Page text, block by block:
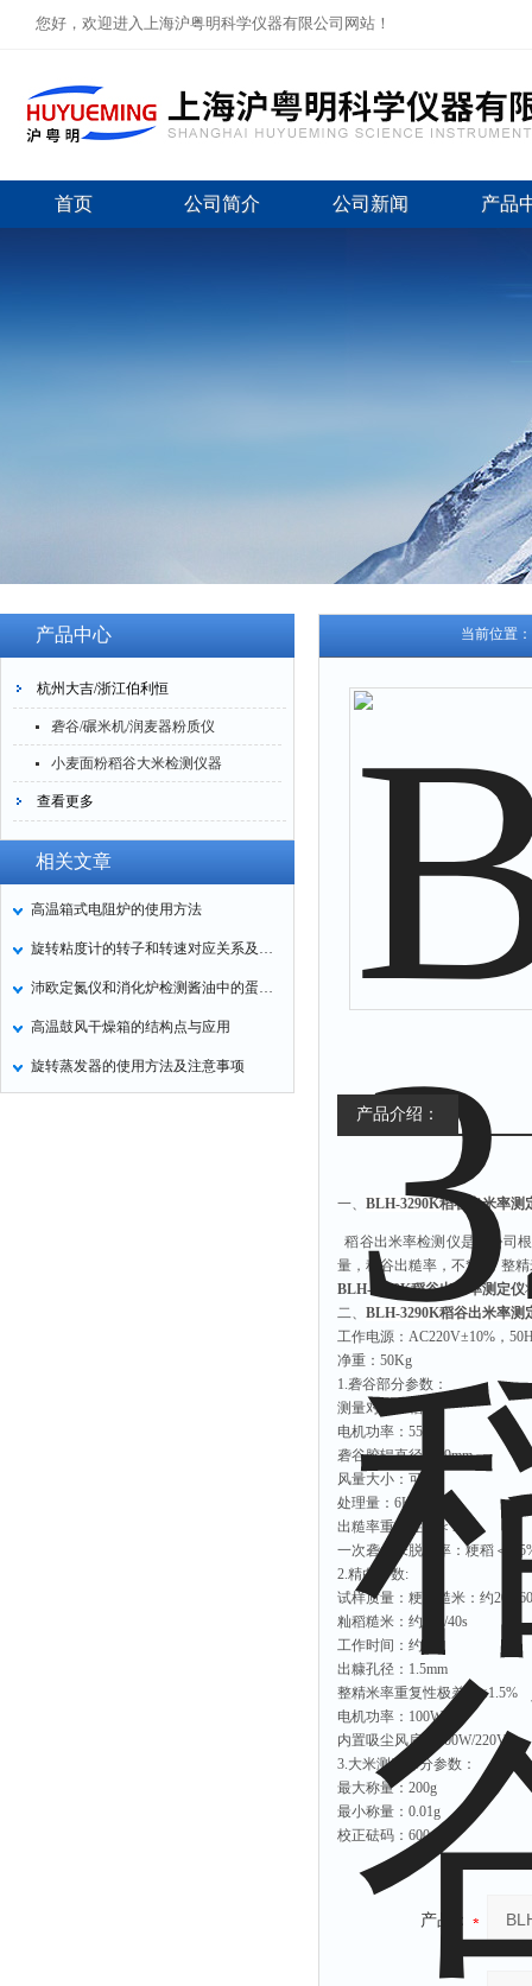
您好，欢迎进入上海沪粤明科学仪器有限公司网站！
首页 公司简介 公司新闻 产品
产品中心
杭州大吉/浙江伯利恒
砻谷/碾米机/润麦器粉质仪
小麦面粉稻谷大米检测仪器
查看更多
相关文章
高温箱式电阻炉的使用方法
旋转粘度计的转子和转速对应关系及其应用范围
沛欧定氮仪和消化炉检测酱油中的蛋白质含量
高温鼓风干燥箱的结构点与应用
旋转蒸发器的使用方法及注意事项
当前位置：
产品介绍：
一、 BLH-3290K稻谷出米率测
稻谷出米率检测仪是本公司
量，稻谷出糙率，不*率，整
BLH-3290K稻谷出米率测定仪
二、 BLH-3290K稻谷出米率测
工作电源：AC220V±10%，
净重：50Kg
1.砻谷部分参数：
测量对象：稻谷
电机功率：550W
砻谷胶辊直径：99mm
风量大小：可调
处理量：6Kg/h
出糙率重复性：＜1%
一次砻谷未脱壳率：粳稻＜
2.精白参数:
试样质量：粳稻糙米：约20g/
籼稻糙米：约20g/40s
工作时间：约30s
出糠孔径：1.5mm
整精米率重复性极差：≤1.5%
电机功率：100W/24V
内置吸尘风扇：400W/220V
3.大米测定部分参数：
最大称量：200g
最小称量：0.01g
校正砝码：600g
产品：